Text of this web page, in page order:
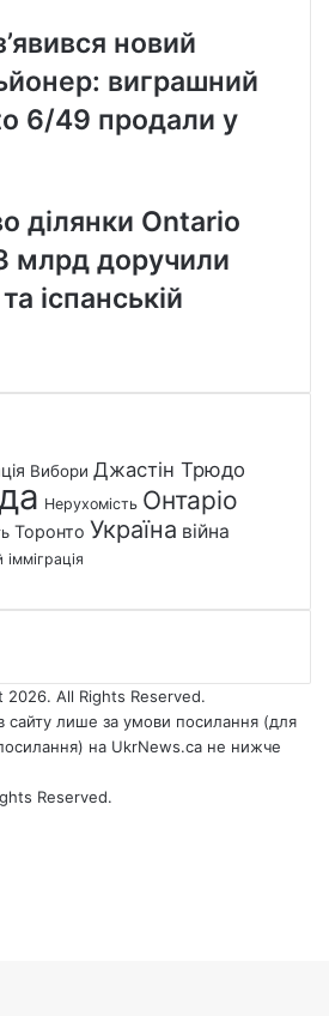
новий
виграшний
6/49 продали у
ділянки Ontario
млрд доручили
іспанській
Вибори Джастін Трюдо
Нерухомість Онтаріо
Торонто Україна війна
імміграція
All Rights Reserved.
сайту лише за умови посилання (для
на UkrNews.ca не нижче
Reserved.